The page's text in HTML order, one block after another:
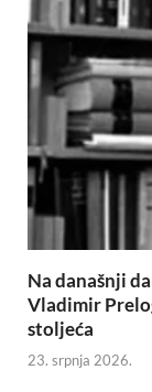
Na današnji
Vladimir
stoljeća
23. srpnja 2026.